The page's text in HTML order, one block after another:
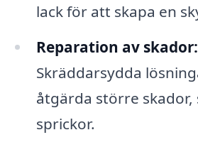
lack för att skapa en
Reparation av skador:
Skräddarsydda
åtgärda större skador,
sprickor.